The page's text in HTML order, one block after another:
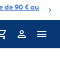
de 90 € ou
Profil